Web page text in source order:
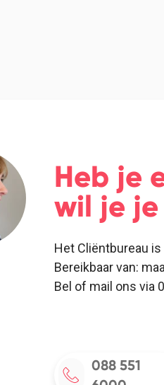
Heb je
wil je
Het Cliëntbureau
Bereikbaar van:
Bel of mail ons via
088 551